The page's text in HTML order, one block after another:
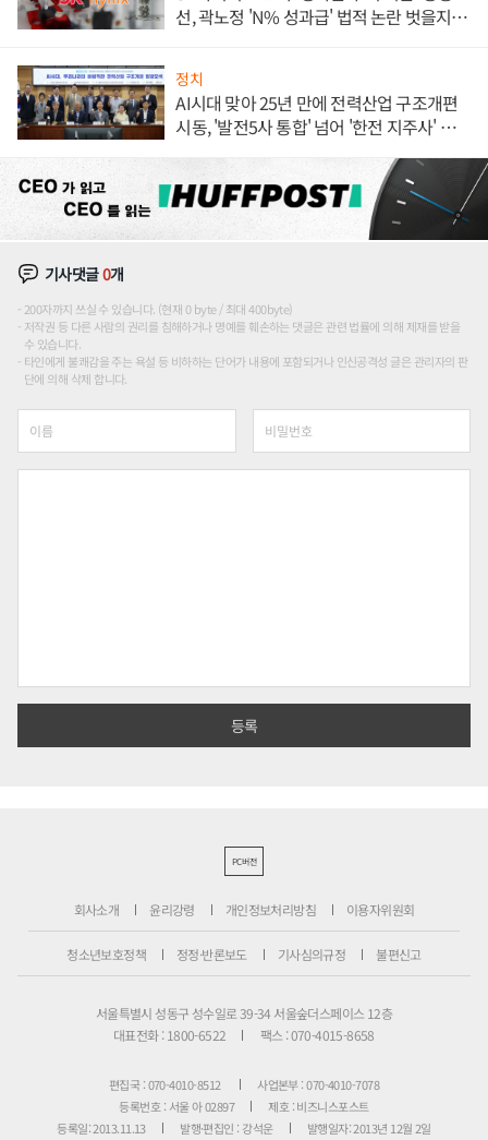
선, 곽노정 'N% 성과급' 법적 논란 벗을지 주
정치
AI시대 맞아 25년 만에 전력산업 구조개편
시동, '발전5사 통합' 넘어 '한전 지주사' 재편
기사댓글0개
200자까지 쓰실 수 있습니다. (현재 0 byte / 최대 400byte)
저작권 등 다른 사람의 권리를 침해하거나 명예를 훼손하는 댓글은 관련 법률에 의해 제재를 받을
수 있습니다.
타인에게 불쾌감을 주는 욕설 등 비하하는 단어가 내용에 포함되거나 인신공격성 글은 관리자의 판
단에 의해 삭제 합니다.
PC버전
회사소개 윤리강령 개인정보처리방침 이용자위원회
청소년보호정책 정정·반론보도 기사심의규정 불편신고
서울특별시 성동구 성수일로 39-34 서울숲더스페이스 12층
대표전화 : 1800-6522
팩스 : 070-4015-8658
편집국 : 070-4010-8512
사업본부 : 070-4010-7078
등록번호 : 서울 아 02897
제호 : 비즈니스포스트
등록일: 2013.11.13
발행·편집인 : 강석운 발행일자: 2013년 12월 2일